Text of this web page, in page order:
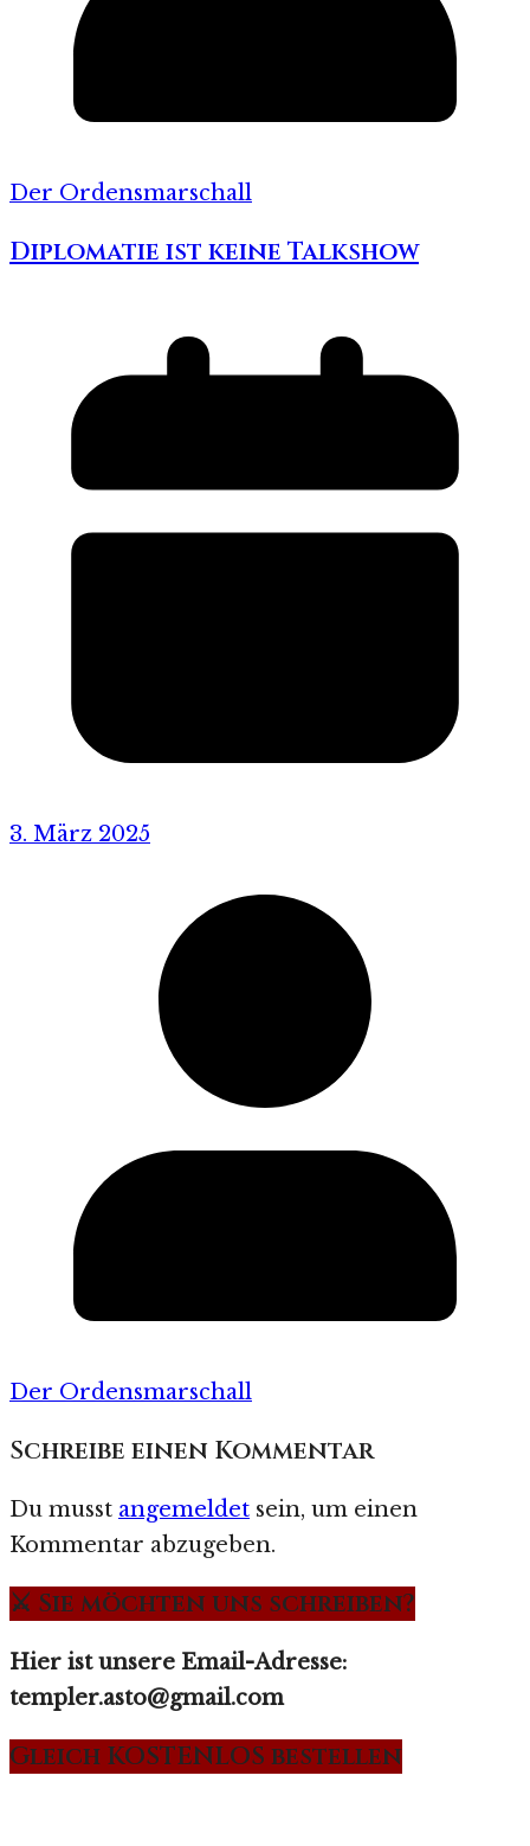
Der Ordensmarschall
Diplomatie ist keine Talkshow
3. März 2025
Der Ordensmarschall
Schreibe einen Kommentar
Du musst angemeldet sein, um einen
Kommentar abzugeben.
⚔️ Sie möchten uns schreiben?
Hier ist unsere Email-Adresse:
templer.asto@gmail.com
Gleich KOSTENLOS bestellen